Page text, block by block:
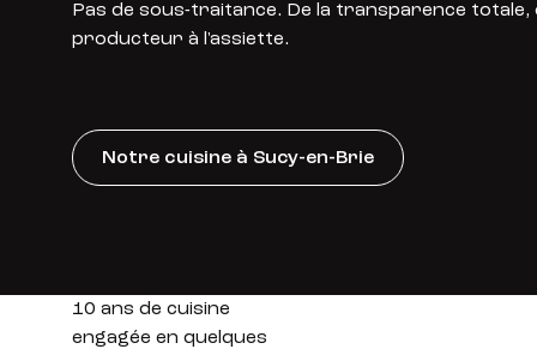
Pas de sous-traitance. De la transparence totale,
producteur à l'assiette.
Notre cuisine à Sucy-en-Brie
10 ans de cuisine
engagée en quelques